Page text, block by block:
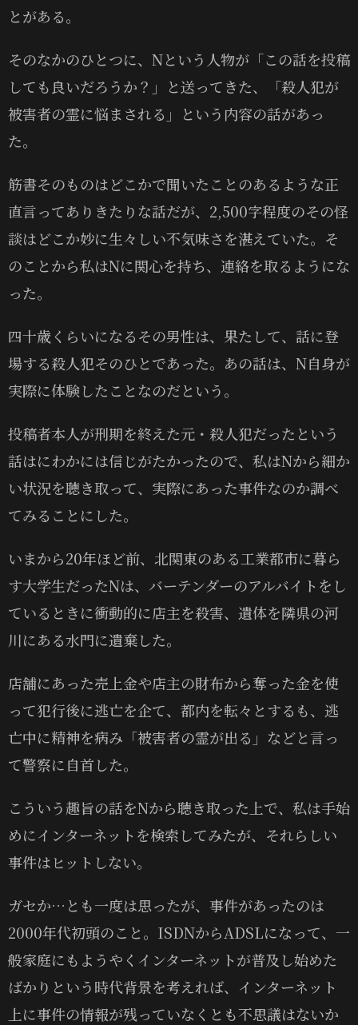
とがある。
そのなかのひとつに、Nという人物が「この話を投稿
しても良いだろうか？」と送ってきた、「殺人犯が
被害者の霊に悩まされる」という内容の話があっ
た。
筋書そのものはどこかで聞いたことのあるような正
直言ってありきたりな話だが、2,500字程度のその怪
談はどこか妙に生々しい不気味さを湛えていた。そ
のことから私はNに関心を持ち、連絡を取るようにな
った。
四十歳くらいになるその男性は、果たして、話に登
場する殺人犯そのひとであった。あの話は、N自身が
実際に体験したことなのだという。
投稿者本人が刑期を終えた元・殺人犯だったという
話はにわかには信じがたかったので、私はNから細か
い状況を聴き取って、実際にあった事件なのか調べ
てみることにした。
いまから20年ほど前、北関東のある工業都市に暮ら
す大学生だったNは、バーテンダーのアルバイトをし
ているときに衝動的に店主を殺害、遺体を隣県の河
川にある水門に遺棄した。
店舗にあった売上金や店主の財布から奪った金を使
って犯行後に逃亡を企て、都内を転々とするも、逃
亡中に精神を病み「被害者の霊が出る」などと言っ
て警察に自首した。
こういう趣旨の話をNから聴き取った上で、私は手始
めにインターネットを検索してみたが、それらしい
事件はヒットしない。
ガセか…とも一度は思ったが、事件があったのは
2000年代初頭のこと。ISDNからADSLになって、一
般家庭にもようやくインターネットが普及し始めた
ばかりという時代背景を考えれば、インターネット
上に事件の情報が残っていなくとも不思議はないか